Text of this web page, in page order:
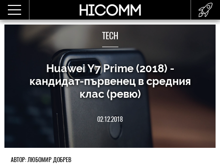
TECH
Huawei Y7 Prime (2018) -
кандидат-първенец в средния
клас (ревю)
02.12.2018
АВТОР: ЛЮБОМИР ДОБРЕВ